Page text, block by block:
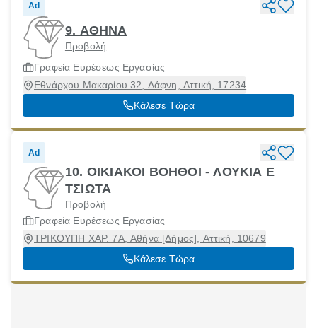
Ad
9. ΑΘΗΝΑ
Προβολή
Γραφεία Ευρέσεως Εργασίας
Εθνάρχου Μακαρίου 32, Δάφνη, Αττική, 17234
Κάλεσε Τώρα
Ad
10. ΟΙΚΙΑΚΟΙ ΒΟΗΘΟΙ - ΛΟΥΚΙΑ Ε
ΤΣΙΩΤΑ
Προβολή
Γραφεία Ευρέσεως Εργασίας
ΤΡΙΚΟΥΠΗ ΧΑΡ. 7Α, Αθήνα [Δήμος], Αττική, 10679
Κάλεσε Τώρα